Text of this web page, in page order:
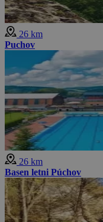
26 km
Puchov
26 km
Basen letni Púchov